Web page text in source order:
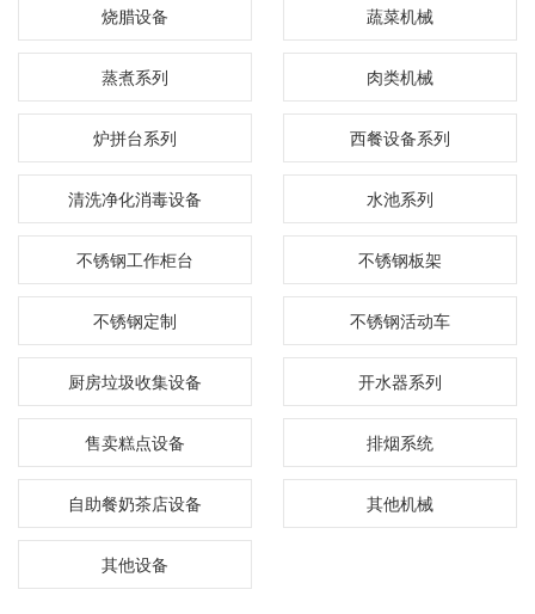
烧腊设备 蔬菜机械
蒸煮系列 肉类机械
炉拼台系列 西餐设备系列
清洗净化消毒设备 水池系列
不锈钢工作柜台 不锈钢板架
不锈钢定制 不锈钢活动车
厨房垃圾收集设备 开水器系列
售卖糕点设备 排烟系统
自助餐奶茶店设备 其他机械
其他设备